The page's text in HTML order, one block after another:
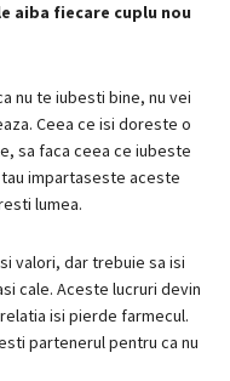
aiba fiecare cuplu nou
nu te iubesti bine, nu vei
Ceea ce isi doreste o
sa faca ceea ce iubeste
impartaseste aceste
lumea.
valori, dar trebuie sa isi
cale. Aceste lucruri devin
isi pierde farmecul.
partenerul pentru ca nu